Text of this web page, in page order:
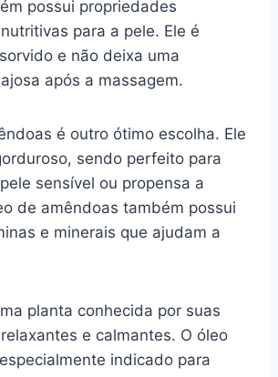
possui propriedades
para a pele. Ele é
e não deixa uma
após a massagem.
é outro ótimo escolha. Ele
sendo perfeito para
sensível ou propensa a
de amêndoas também possui
e minerais que ajudam a
planta conhecida por suas
e calmantes. O óleo
indicado para